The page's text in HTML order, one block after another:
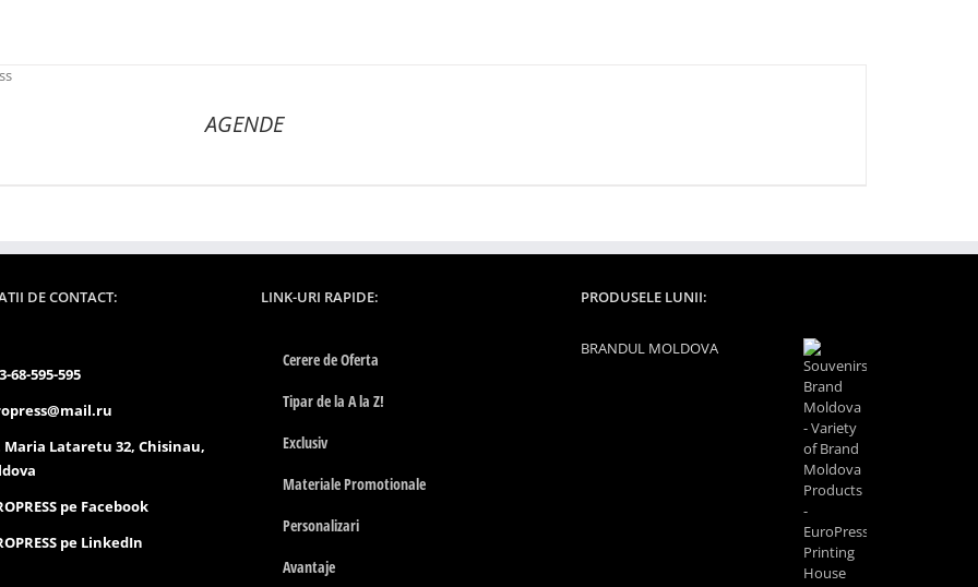
AGENDE
DE CONTACT:
68-595-595
Maria Lataretu 32, Chisinau,
pe Facebook
pe LinkedIn
LINK-URI RAPIDE:
Cerere de Oferta
Tipar de la A la Z!
Exclusiv
Materiale Promotionale
Personalizari
Avantaje
PRODUSELE LUNII:
BRANDUL MOLDOVA